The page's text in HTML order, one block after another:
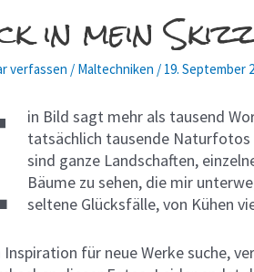
in mein
verfassen / Maltechniken / 19. September
in Bild sagt mehr als tausend
tatsächlich tausende
sind ganze Landschaften,
Bäume zu sehen, die mir
seltene Glücksfälle, von Kühen
Inspiration für neue Werke suche,